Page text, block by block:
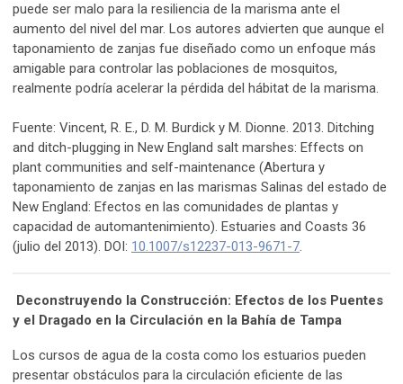
puede ser malo para la resiliencia de la marisma ante el
aumento del nivel del mar. Los autores advierten que aunque el
taponamiento de zanjas fue diseñado como un enfoque más
amigable para controlar las poblaciones de mosquitos,
realmente podría acelerar la pérdida del hábitat de la marisma.
Fuente: Vincent, R. E., D. M. Burdick y M. Dionne. 2013. Ditching
and ditch-plugging in New England salt marshes: Effects on
plant communities and self-maintenance (Abertura y
taponamiento de zanjas en las marismas Salinas del estado de
New England: Efectos en las comunidades de plantas y
capacidad de automantenimiento). Estuaries and Coasts 36
(julio del 2013). DOI: 10.1007/s12237-013-9671-7.
Deconstruyendo la Construcción: Efectos de los Puentes
y el Dragado en la Circulación en la Bahía de Tampa
Los cursos de agua de la costa como los estuarios pueden
presentar obstáculos para la circulación eficiente de las